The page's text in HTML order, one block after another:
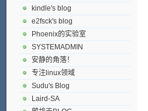
kindle's blog
e2fsck's blog
Phoenix的实验室
SYSTEMADMIN
安静的角落！
专注linux领域
Sudu's Blog
Laird-SA